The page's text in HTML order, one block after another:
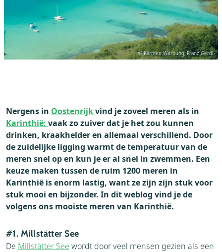
© Kärnten Werbung, Franz Gerdl
Nergens in Oostenrijkvind je zoveel meren als in
Karinthië: vaak zo zuiver dat je het zou kunnen
drinken, kraakhelder en allemaal verschillend. Door
de zuidelijke ligging warmt de temperatuur van de
meren snel op en kun je er al snel in zwemmen. Een
keuze maken tussen de ruim 1200 meren in
Karinthië is enorm lastig, want ze zijn zijn stuk voor
stuk mooi en bijzonder. In dit weblog vind je de
volgens ons mooiste meren van Karinthië.
#1. Millstätter See
De Millstätter See wordt door veel mensen gezien als een